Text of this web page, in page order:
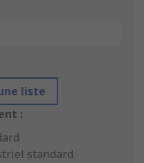
liste
:
standard